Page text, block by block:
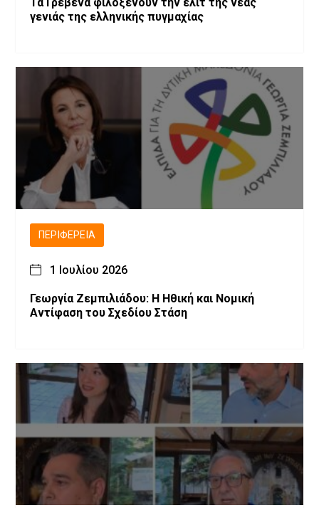
γενιάς της ελληνικής πυγμαχίας
ΠΕΡΙΦΈΡΕΙΑ
1 Ιουλίου 2026
Γεωργία Ζεμπιλιάδου: Η Ηθική και Νομική
Αντίφαση του Σχεδίου Στάση